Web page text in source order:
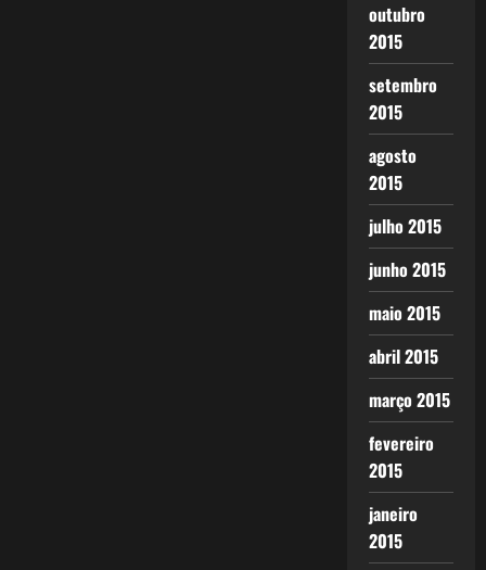
outubro
2015
setembro
2015
agosto
2015
julho 2015
junho 2015
maio 2015
abril 2015
março 2015
fevereiro
2015
janeiro
2015